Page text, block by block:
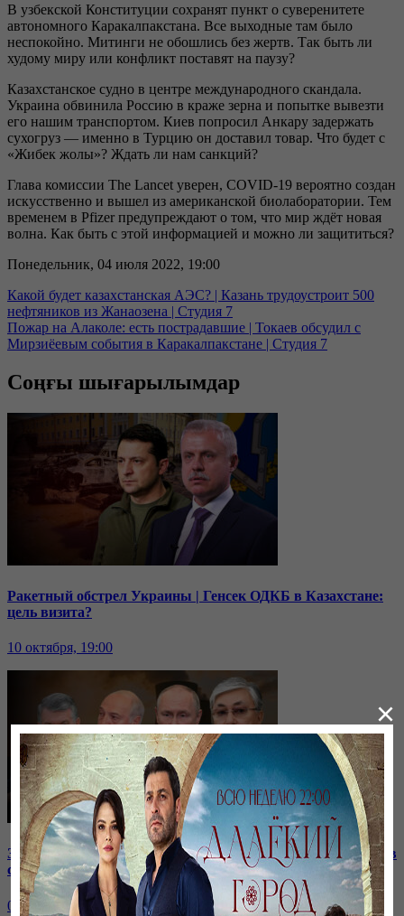
В узбекской Конституции сохранят пункт о суверенитете
автономного Каракалпакстана. Все выходные там было
неспокойно. Митинги не обошлись без жертв. Так быть ли
худому миру или конфликт поставят на паузу?
Казахстанское судно в центре международного скандала.
Украина обвинила Россию в краже зерна и попытке вывезти
его нашим транспортом. Киев попросил Анкару задержать
сухогруз — именно в Турцию он доставил товар. Что будет с
«Жибек жолы»? Ждать ли нам санкций?
Глава комиссии The Lancet уверен, COVID-19 вероятно создан
искусственно и вышел из американской биолаборатории. Тем
временем в Pfizer предупреждают о том, что мир ждёт новая
волна. Как быть с этой информацией и можно ли защититься?
Понедельник, 04 июля 2022, 19:00
Какой будет казахстанская АЭС? | Казань трудоустроит 500
нефтяников из Жанаозена | Студия 7
Пожар на Алаколе: есть пострадавшие | Токаев обсудил с
Мирзиёевым события в Каракалпакстане | Студия 7
Соңғы шығарылымдар
Ракетный обстрел Украины | Генсек ОДКБ в Казахстане:
цель визита?
10 октября, 19:00
Зачем встретились лидеры стран СНГ? | Роль Казахстана в
строительстве нашей АЭС
07 октября, 19:00
×